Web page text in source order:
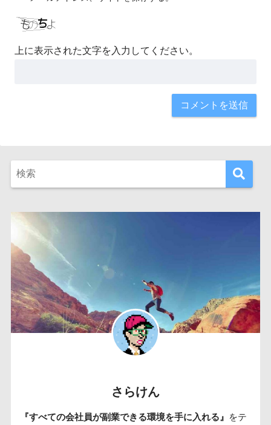
上に表示された文字を入力してください。
さらけん
『すべての会社員が副業できる環境を手に入れる』
をテ